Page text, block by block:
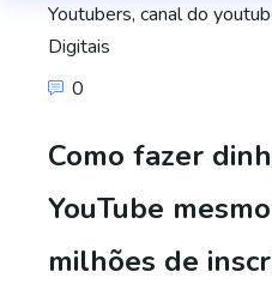
Youtubers, canal do
Digitais
0
Como fazer
YouTube
milhões de